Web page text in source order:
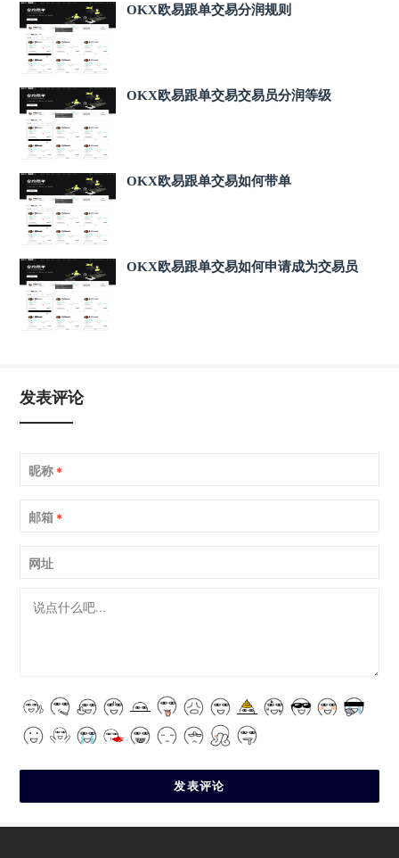
OKX欧易跟单交易分润规则
OKX欧易跟单交易交易员分润等级
OKX欧易跟单交易如何带单
OKX欧易跟单交易如何申请成为交易员
发表评论
昵称 *
邮箱 *
网址